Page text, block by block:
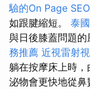
驗的On Page
如跟腱縮短。 泰
與日後膝蓋問題的
務推薦 近視雷射
躺在按摩床上時
泌物會更快地從